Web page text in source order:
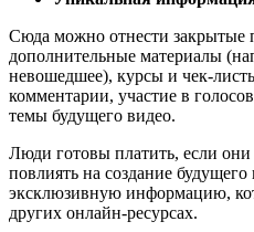
Сюда можно отнести закрытые
дополнительные материалы
невошедшее), курсы и чек-
комментарии, участие в
темы будущего видео.
Люди готовы платить, если
повлиять на создание будущего
эксклюзивную информацию,
других онлайн-ресурсах.